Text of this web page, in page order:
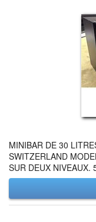
MINIBAR DE 30
SWITZERLAND
SUR DEUX NIVEAUX.